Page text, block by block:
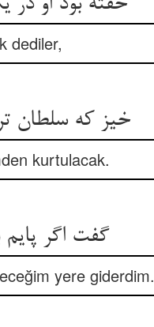
dediler,
kurtulacak.
گفت اگر پایم بدی یا مقدمی ** خود به راه خود به مقصد رفتمی
yere giderdim.